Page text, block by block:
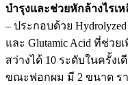
บำรุงและช่วยหักล้างไร
– ประกอบด้วย
และ Glutamic Acid ที่ช่ว
สว่างได้ 10 ระดับในครั้ง
ขณะฟอกผม มี 2 ขนาด รา